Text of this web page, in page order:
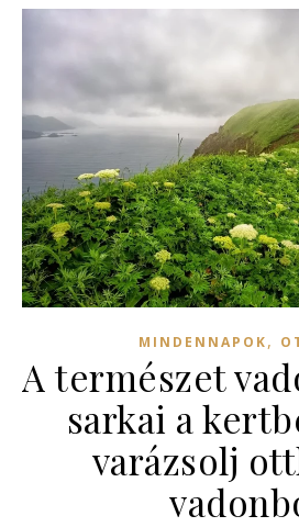
MINDENNAPOK,
A természet
sarkai a
varázsolj